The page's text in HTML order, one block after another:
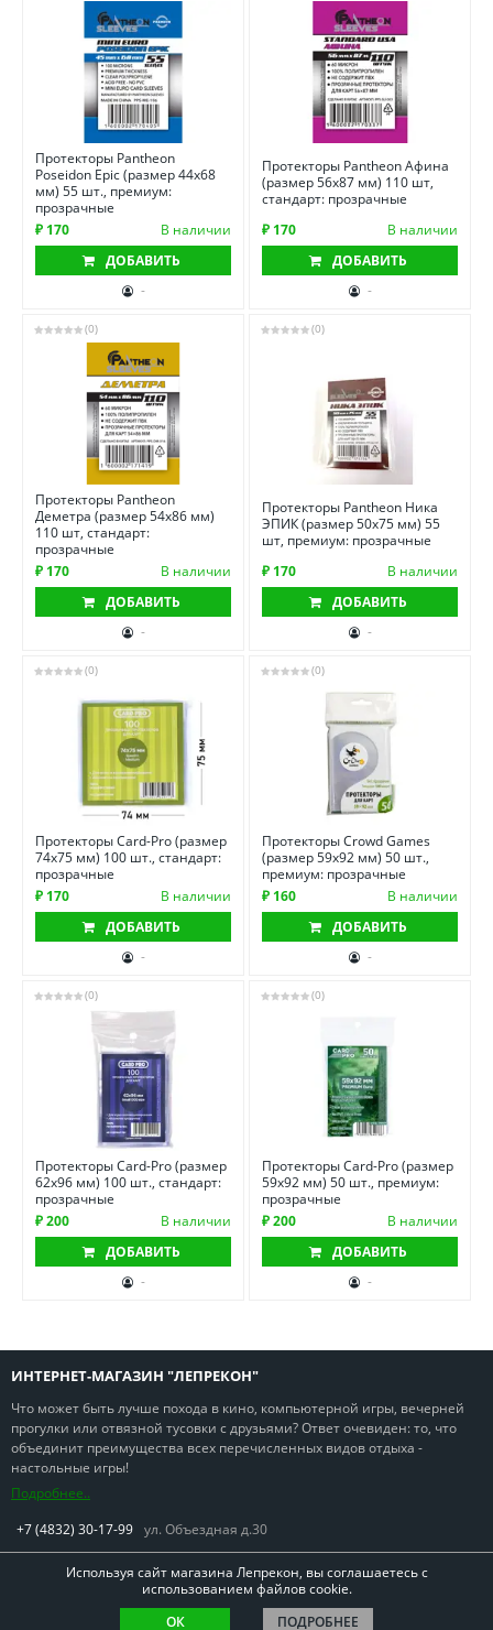
Протекторы Pantheon
Poseidon Epic (размер 44х68
мм) 55 шт., премиум:
прозрачные
₽ 170
В наличии
ДОБАВИТЬ
-
Протекторы Pantheon Афина
(размер 56х87 мм) 110 шт,
стандарт: прозрачные
₽ 170
В наличии
ДОБАВИТЬ
-
(0)
Протекторы Pantheon
Деметра (размер 54х86 мм)
110 шт, стандарт:
прозрачные
₽ 170
В наличии
ДОБАВИТЬ
-
(0)
Протекторы Pantheon Ника
ЭПИК (размер 50х75 мм) 55
шт, премиум: прозрачные
₽ 170
В наличии
ДОБАВИТЬ
-
(0)
Протекторы Card-Pro (размер
74х75 мм) 100 шт., стандарт:
прозрачные
₽ 170
В наличии
ДОБАВИТЬ
-
(0)
Протекторы Crowd Games
(размер 59х92 мм) 50 шт.,
премиум: прозрачные
₽ 160
В наличии
ДОБАВИТЬ
-
(0)
Протекторы Card-Pro (размер
62х96 мм) 100 шт., стандарт:
прозрачные
₽ 200
В наличии
ДОБАВИТЬ
-
(0)
Протекторы Card-Pro (размер
59х92 мм) 50 шт., премиум:
прозрачные
₽ 200
В наличии
ДОБАВИТЬ
-
ИНТЕРНЕТ-МАГАЗИН "ЛЕПРЕКОН"
Что может быть лучше похода в кино, компьютерной игры, вечерней
прогулки или отвязной тусовки с друзьями? Ответ очевиден: то, что
объединит преимущества всех перечисленных видов отдыха -
настольные игры!
Подробнее..
+7 (4832) 30-17-99 ул. Объездная д.30
Copyright © Лепрекон 2013-2026. Все права защищены
Используя сайт магазина Лепрекон, вы соглашаетесь с
использованием файлов cookie.
ОК
ПОДРОБНЕЕ